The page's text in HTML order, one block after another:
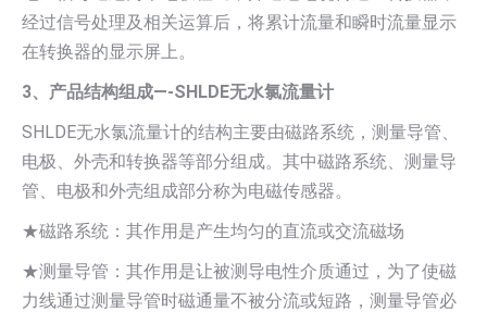
经过信号处理及相关运算后，将累计流量和瞬时流量显示
在转换器的显示屏上。
3、产品结构组成—-SHLDE无水氯流量计
SHLDE无水氯流量计的结构主要由磁路系统，测量导管、
电极、外壳和转换器等部分组成。其中磁路系统、测量导
管、电极和外壳组成部分称为电磁传感器。
★磁路系统：其作用是产生均匀的直流或交流磁场
★测量导管：其作用是让被测导电性介质通过，为了使磁
力线通过测量导管时磁通量不被分流或短路，测量导管必